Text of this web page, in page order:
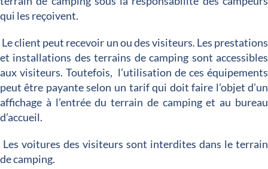
qui les reçoivent.
Le client peut recevoir un ou des visiteurs. Les prestations
et installations des terrains de camping sont accessibles
aux visiteurs. Toutefois, l’utilisation de ces équipements
peut être payante selon un tarif qui doit faire l’objet d’un
affichage à l’entrée du terrain de camping et au bureau
d’accueil.
Les voitures des visiteurs sont interdites dans le terrain
de camping.